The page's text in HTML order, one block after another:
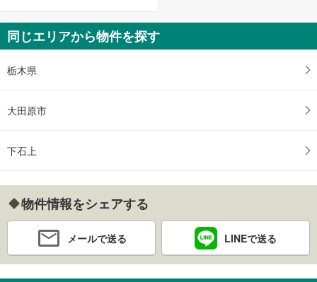
同じエリアから物件を探す
栃木県
大田原市
下石上
物件情報をシェアする
メールで送る LINEで送る